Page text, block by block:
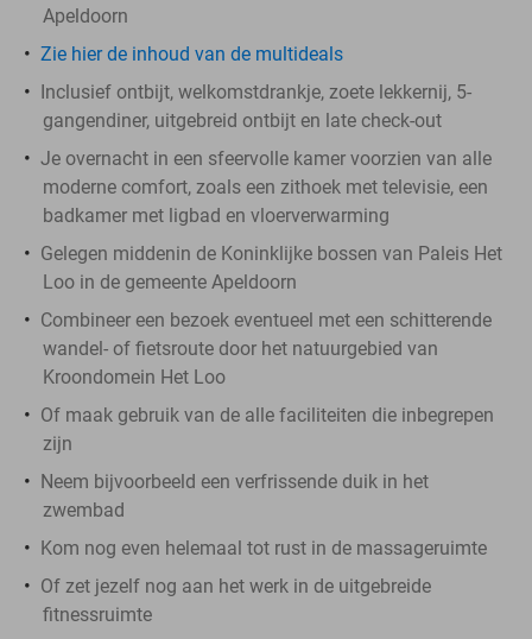
Apeldoorn
Zie hier de inhoud van de multideals
Inclusief ontbijt, welkomstdrankje, zoete lekkernij, 5-
gangendiner, uitgebreid ontbijt en late check-out
Je overnacht in een sfeervolle kamer voorzien van alle
moderne comfort, zoals een zithoek met televisie, een
badkamer met ligbad en vloerverwarming
Gelegen middenin de Koninklijke bossen van Paleis Het
Loo in de gemeente Apeldoorn
Combineer een bezoek eventueel met een schitterende
wandel- of fietsroute door het natuurgebied van
Kroondomein Het Loo
Of maak gebruik van de alle faciliteiten die inbegrepen
zijn
Neem bijvoorbeeld een verfrissende duik in het
zwembad
Kom nog even helemaal tot rust in de massageruimte
Of zet jezelf nog aan het werk in de uitgebreide
fitnessruimte